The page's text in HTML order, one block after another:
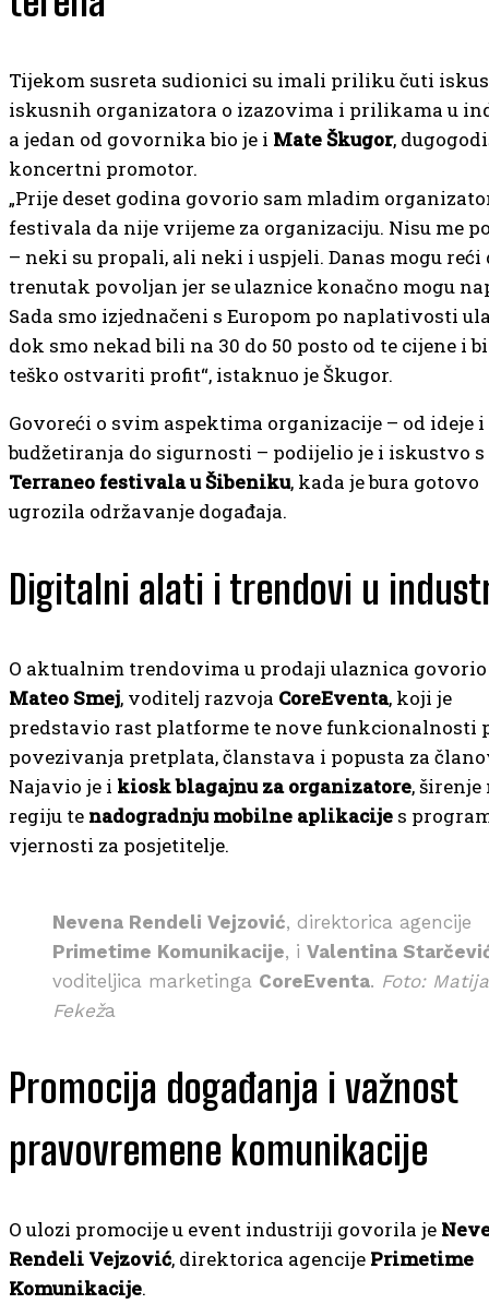
Tijekom susreta sudionici su imali priliku čuti
iskusnih organizatora o izazovima i prilikama u
a jedan od govornika bio je i Mate Škugor,
koncertni promotor.
„Prije deset godina govorio sam mladim
festivala da nije vrijeme za organizaciju. Nisu me
– neki su propali, ali neki i uspjeli. Danas mogu reći
trenutak povoljan jer se ulaznice konačno mogu
Sada smo izjednačeni s Europom po naplativosti
dok smo nekad bili na 30 do 50 posto od te cijene i
teško ostvariti profit“, istaknuo je Škugor.
Govoreći o svim aspektima organizacije – od ideje i
budžetiranja do sigurnosti – podijelio je i iskustvo s
Terraneo festivala u Šibeniku, kada je bura gotovo
ugrozila održavanje događaja.
Digitalni alati i trendovi u
O aktualnim trendovima u prodaji ulaznica govorio
Mateo Smej, voditelj razvoja CoreEventa, koji je
predstavio rast platforme te nove funkcionalnosti
povezivanja pretplata, članstava i popusta za
Najavio je i kiosk blagajnu za organizatore, širenje
regiju te nadogradnju mobilne aplikacije s
vjernosti za posjetitelje.
Nevena Rendeli Vejzović, direktorica agencije
Primetime Komunikacije, i Valentina
voditeljica marketinga CoreEventa. Foto: Matija
Fekeža
Promocija događanja i važnost
pravovremene komunikacije
O ulozi promocije u event industriji govorila je
Rendeli Vejzović, direktorica agencije Primetime
Komunikacije.